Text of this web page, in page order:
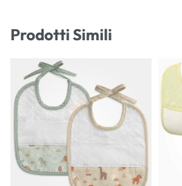
Prodotti Simili